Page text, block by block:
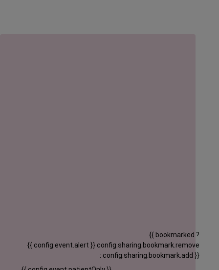
{{ config.event.alert }}
{{ bookmarked ?
config.sharing.bookmark.remove
: config.sharing.bookmark.add }}